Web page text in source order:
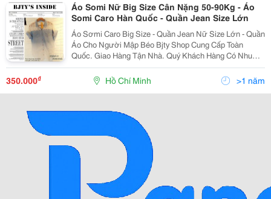
Áo Somi Nữ Big Size Cân Nặng 50-90Kg - Áo
Somi Caro Hàn Quốc - Quần Jean Size Lớn
Áo Sơmi Caro Big Size - Quần Jean Nữ Size Lớn - Quần
Áo Cho Người Mập Béo Bjty Shop Cung Cấp Toàn
Quốc. Giao Hàng Tận Nhà. Quý Khách Hàng Có Nhu
Cầu Xin Liên Hệ: Phone : 0122 977 4140 &Ndash; 0932
094 572 (Zalo/Viber) Http://Www.
350.000₫ Hồ Chí Minh >1 năm